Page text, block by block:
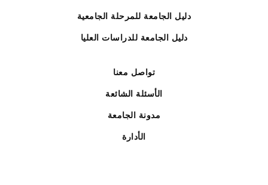
دليل الجامعة للمرحلة الجامعية
دليل الجامعة للدراسات العليا
تواصل معنا
الأسئلة الشائعة
مدونة الجامعة
الأدارة